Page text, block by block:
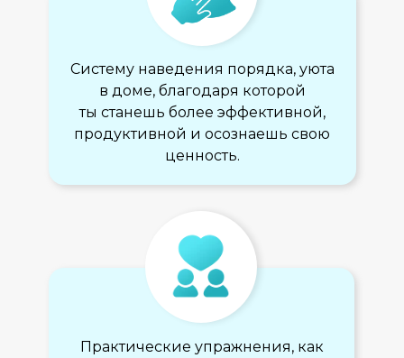
Систему наведения порядка, уюта
в доме, благодаря которой
ты станешь более эффективной,
продуктивной и осознаешь свою
ценность.
Практические упражнения, как